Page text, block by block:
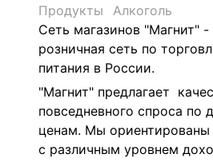
Продукты
Алкоголь
Сеть магазинов "Магнит"
розничная сеть по
питания в России.
"Магнит" предлагает
повседневного спроса по
ценам. Мы ориентированы
с различным уровнем